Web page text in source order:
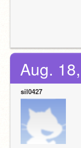
Aug.
sil0427